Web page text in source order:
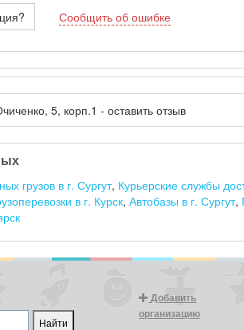
Сообщить об ошибке
5, корп.1 - оставить отзыв
грузов в г. Сургут, Курьерские службы
в г. Курск, Автобазы в г. Сургут,
Добавить
организацию